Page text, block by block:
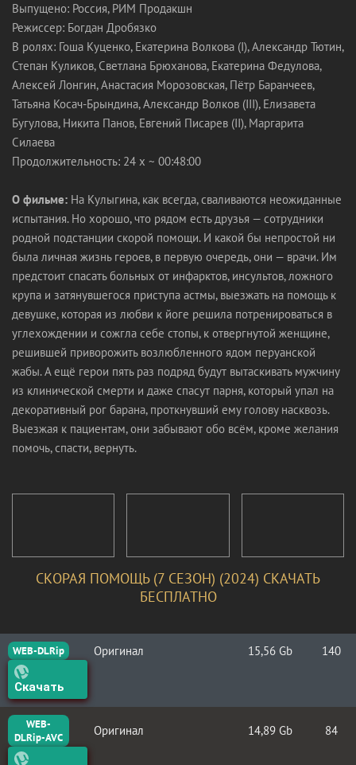
Выпущено: Россия, РИМ Продакшн
Режиссер: Богдан Дробязко
В ролях: Гоша Куценко, Екатерина Волкова (I), Александр Тютин,
Степан Куликов, Светлана Брюханова, Екатерина Федулова,
Алексей Лонгин, Анастасия Морозовская, Пётр Баранчеев,
Татьяна Косач-Брындина, Александр Волков (III), Елизавета
Бугулова, Никита Панов, Евгений Писарев (II), Маргарита
Силаева
Продолжительность: 24 x ~ 00:48:00
О фильме: На Кулыгина, как всегда, сваливаются неожиданные
испытания. Но хорошо, что рядом есть друзья — сотрудники
родной подстанции скорой помощи. И какой бы непростой ни
была личная жизнь героев, в первую очередь, они — врачи. Им
предстоит спасать больных от инфарктов, инсультов, ложного
крупа и затянувшегося приступа астмы, выезжать на помощь к
девушке, которая из любви к йоге решила потренироваться в
углехождении и сожгла себе стопы, к отвергнутой женщине,
решившей приворожить возлюбленного ядом перуанской
жабы. А ещё герои пять раз подряд будут вытаскивать мужчину
из клинической смерти и даже спасут парня, который упал на
декоративный рог барана, проткнувший ему голову насквозь.
Выезжая к пациентам, они забывают обо всём, кроме желания
помочь, спасти, вернуть.
СКОРАЯ ПОМОЩЬ (7 СЕЗОН) (2024) СКАЧАТЬ
БЕСПЛАТНО
WEB-DLRip Оригинал 15,56 Gb 140
Скачать
WEB-
DLRip-AVC
Оригинал 14,89 Gb 84